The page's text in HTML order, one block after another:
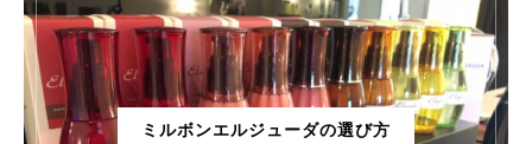
ミルボンエルジューダの選び方